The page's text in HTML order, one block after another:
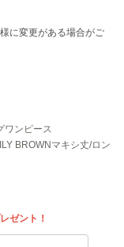
に変更がある場合がご
ワンピース
BROWNマキシ丈/ロン
ゼント！